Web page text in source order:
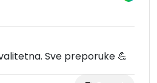
Sve preporuke 💪